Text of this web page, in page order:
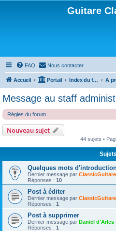
Guitare
FAQ Nous contacter
Accueil Portail Index du forum
Message au staff
Règles du forum
Nouveau sujet
44 sujets •
Sujets
Quelques mots
Dernier message par ClassicGuitare
Réponses : 10
Post à éditer
Dernier message par ClassicGuitare
Réponses : 1
Post à supprimer
Dernier message par Daniel d'Arles
Réponses : 1